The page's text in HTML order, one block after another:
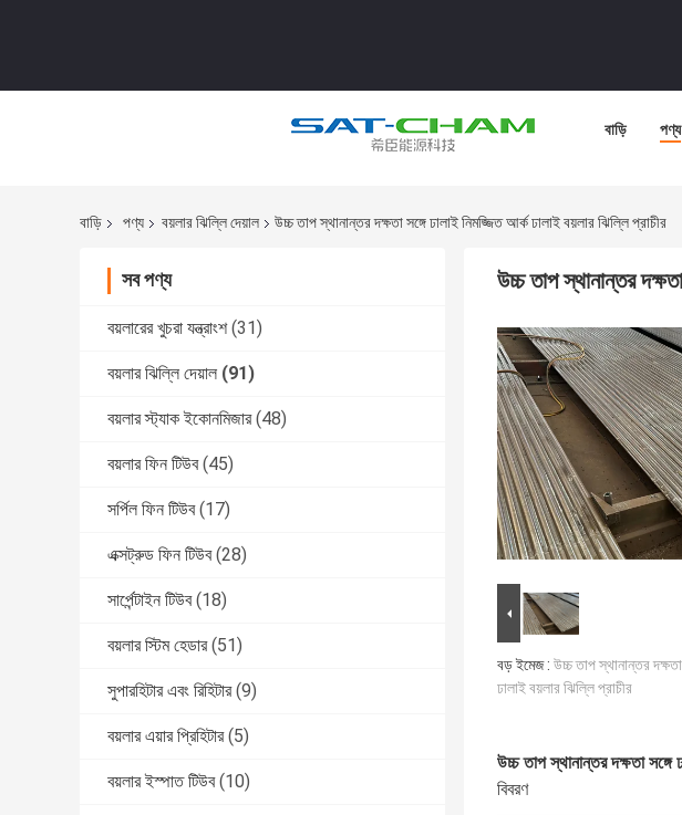
বাড়ি পণ্য
বাড়ি পণ্য বয়লার ঝিল্লি দেয়াল উচ্চ তাপ স্থানান্তর দক্ষতা সঙ্গে ঢালাই নিমজ্জিত আর্ক ঢালাই বয়লার ঝিল্লি প্রাচীর
সব পণ্য
বয়লারের খুচরা যন্ত্রাংশ (31)
বয়লার ঝিল্লি দেয়াল (91)
বয়লার স্ট্যাক ইকোনমিজার (48)
বয়লার ফিন টিউব (45)
সর্পিল ফিন টিউব (17)
এক্সট্রুড ফিন টিউব (28)
সার্পেন্টাইন টিউব (18)
বয়লার স্টিম হেডার (51)
সুপারহিটার এবং রিহিটার (9)
বয়লার এয়ার প্রিহিটার (5)
বয়লার ইস্পাত টিউব (10)
উচ্চ তাপ স্থানান্তর
বড় ইমেজ : উচ্চ তাপ স্থানান্তর
ঢালাই বয়লার ঝিল্লি প্রাচীর
উচ্চ তাপ স্থানান্তর দক্ষতা সঙ্গে
বিবরণ